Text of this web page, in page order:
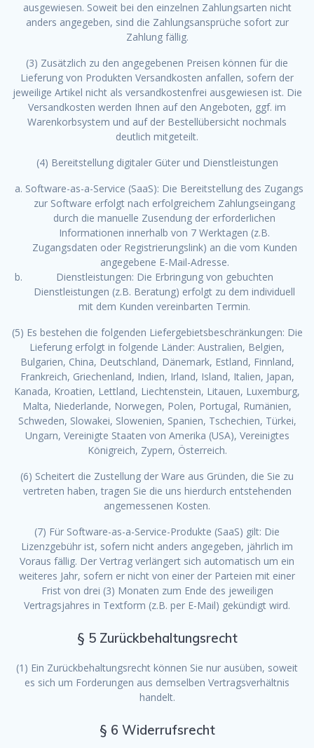
ausgewiesen. Soweit bei den einzelnen Zahlungsarten nicht
anders angegeben, sind die Zahlungsansprüche sofort zur
Zahlung fällig.
(3) Zusätzlich zu den angegebenen Preisen können für die
Lieferung von Produkten Versandkosten anfallen, sofern der
jeweilige Artikel nicht als versandkostenfrei ausgewiesen ist. Die
Versandkosten werden Ihnen auf den Angeboten, ggf. im
Warenkorbsystem und auf der Bestellübersicht nochmals
deutlich mitgeteilt.
(4) Bereitstellung digitaler Güter und Dienstleistungen
Software-as-a-Service (SaaS): Die Bereitstellung des Zugangs
zur Software erfolgt nach erfolgreichem Zahlungseingang
durch die manuelle Zusendung der erforderlichen
Informationen innerhalb von 7 Werktagen (z.B.
Zugangsdaten oder Registrierungslink) an die vom Kunden
angegebene E-Mail-Adresse.
Dienstleistungen: Die Erbringung von gebuchten
Dienstleistungen (z.B. Beratung) erfolgt zu dem individuell
mit dem Kunden vereinbarten Termin.
(5) Es bestehen die folgenden Liefergebietsbeschränkungen: Die
Lieferung erfolgt in folgende Länder: Australien, Belgien,
Bulgarien, China, Deutschland, Dänemark, Estland, Finnland,
Frankreich, Griechenland, Indien, Irland, Island, Italien, Japan,
Kanada, Kroatien, Lettland, Liechtenstein, Litauen, Luxemburg,
Malta, Niederlande, Norwegen, Polen, Portugal, Rumänien,
Schweden, Slowakei, Slowenien, Spanien, Tschechien, Türkei,
Ungarn, Vereinigte Staaten von Amerika (USA), Vereinigtes
Königreich, Zypern, Österreich.
(6) Scheitert die Zustellung der Ware aus Gründen, die Sie zu
vertreten haben, tragen Sie die uns hierdurch entstehenden
angemessenen Kosten.
(7) Für Software-as-a-Service-Produkte (SaaS) gilt: Die
Lizenzgebühr ist, sofern nicht anders angegeben, jährlich im
Voraus fällig. Der Vertrag verlängert sich automatisch um ein
weiteres Jahr, sofern er nicht von einer der Parteien mit einer
Frist von drei (3) Monaten zum Ende des jeweiligen
Vertragsjahres in Textform (z.B. per E-Mail) gekündigt wird.
§ 5 Zurückbehaltungsrecht
(1) Ein Zurückbehaltungsrecht können Sie nur ausüben, soweit
es sich um Forderungen aus demselben Vertragsverhältnis
handelt.
§ 6 Widerrufsrecht